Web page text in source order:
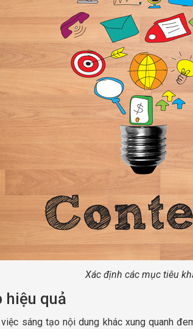
Xác định các mục tiêu
quả
sáng tạo nội dung khác xung quanh